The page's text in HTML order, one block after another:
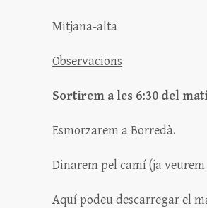
Mitjana-alta
Observacions
Sortirem a les 6:30 del
Esmorzarem a Borredà.
Dinarem pel camí (ja veurem
Aquí podeu descarregar el